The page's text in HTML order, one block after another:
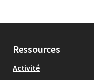
Ressources
Activité